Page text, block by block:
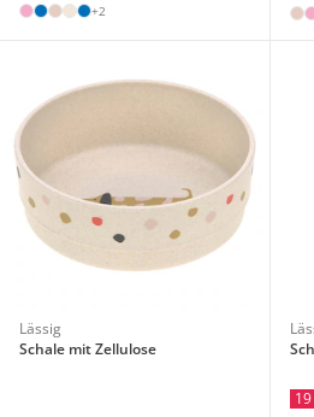
+2
Lässig
Schale mit Zellulose